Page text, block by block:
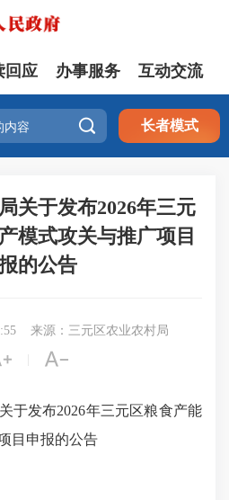
回应 办事服务 互动交流
 长者模式
关于发布2026年三元
模式攻关与推广项目
的公告
来源：三元区农业农村局

于发布2026年三元区粮食产能
目申报的公告